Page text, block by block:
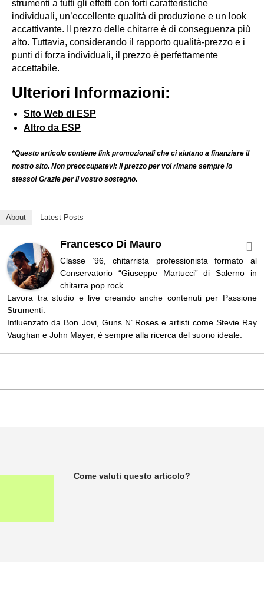
strumenti a tutti gli effetti con forti caratteristiche
individuali, un’eccellente qualità di produzione e un look
accattivante. Il prezzo delle chitarre è di conseguenza più
alto. Tuttavia, considerando il rapporto qualità-prezzo e i
punti di forza individuali, il prezzo è perfettamente
accettabile.
Ulteriori Informazioni:
Sito Web di ESP
Altro da ESP
*Questo articolo contiene link promozionali che ci aiutano a finanziare il
nostro sito. Non preoccupatevi: il prezzo per voi rimane sempre lo
stesso! Grazie per il vostro sostegno.
About Latest Posts
Francesco Di Mauro
Classe ’96, chitarrista professionista formato al
Conservatorio “Giuseppe Martucci” di Salerno in
chitarra pop rock.
Lavora tra studio e live creando anche contenuti per Passione
Strumenti.
Influenzato da Bon Jovi, Guns N’ Roses e artisti come Stevie Ray
Vaughan e John Mayer, è sempre alla ricerca del suono ideale.
Come valuti questo articolo?